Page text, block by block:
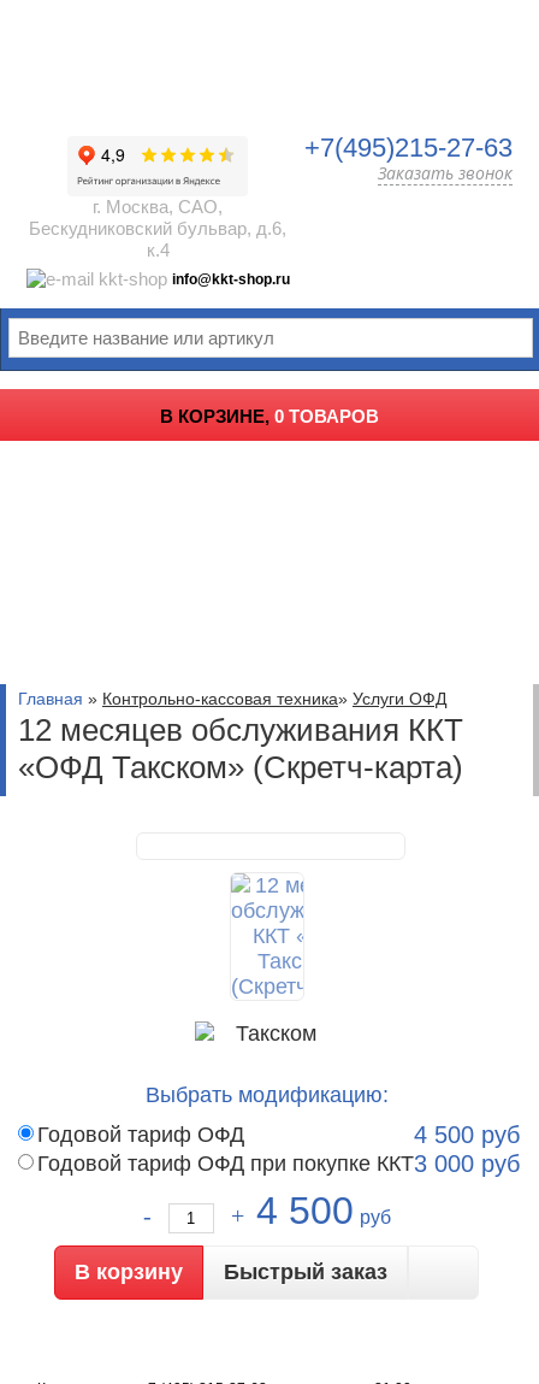
г. Москва, САО,
Бескудниковский бульвар, д.6,
к.4
info@kkt-shop.ru
+7(495)215-27-63
Заказать звонок
В КОРЗИНЕ, 0 ТОВАРОВ
Главная » Контрольно-кассовая техника» Услуги ОФД
12 месяцев обслуживания ККТ
«ОФД Такском» (Скретч-карта)
Выбрать модификацию:
Годовой тариф ОФД
4 500 руб
Годовой тариф ОФД при покупке ККТ3 000 руб
4 500 руб
Быстрый заказ